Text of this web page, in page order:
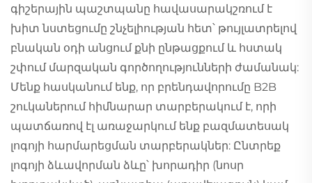
գիշերային պաշտպանը հավասարակշռում է
խիտ նստեցումը շնչելիության հետ՝ թույլատրելով
բնական օդի անցում քնի ընթացքում և հստակ
շփում մարզական գործողությունների ժամանակ:
Մենք հասկանում ենք, որ բրենդավորումը B2B
շուկաներում հիմնարար տարբերակում է, որի
պատճառով էլ առաջարկում ենք բազմատեսակ
լոգոյի հարմարեցման տարբերակներ: Ընտրեք
լոգոյի ձևավորման ձևը՝ խորադիր (նոսր